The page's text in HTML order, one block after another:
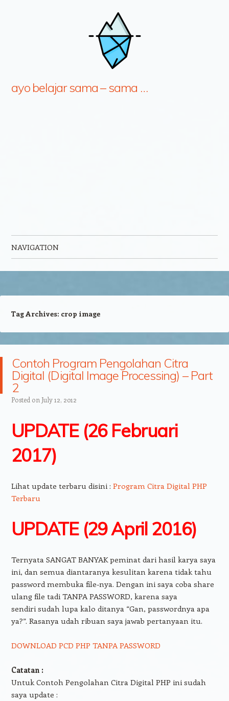
ayo belajar sama – sama …
NAVIGATION
Tag Archives: crop image
Contoh Program Pengolahan Citra
Digital (Digital Image Processing) – Part
2
Posted on July 12, 2012
UPDATE (26 Februari
2017)
Lihat update terbaru disini : Program Citra Digital PHP
Terbaru
UPDATE (29 April 2016)
Ternyata SANGAT BANYAK peminat dari hasil karya saya
ini, dan semua diantaranya kesulitan karena tidak tahu
password membuka file-nya. Dengan ini saya coba share
ulang file tadi TANPA PASSWORD, karena saya
sendiri sudah lupa kalo ditanya “Gan, passwordnya apa
ya?”. Rasanya udah ribuan saya jawab pertanyaan itu.
DOWNLOAD PCD PHP TANPA PASSWORD
Catatan :
Untuk Contoh Pengolahan Citra Digital PHP ini sudah
saya update :